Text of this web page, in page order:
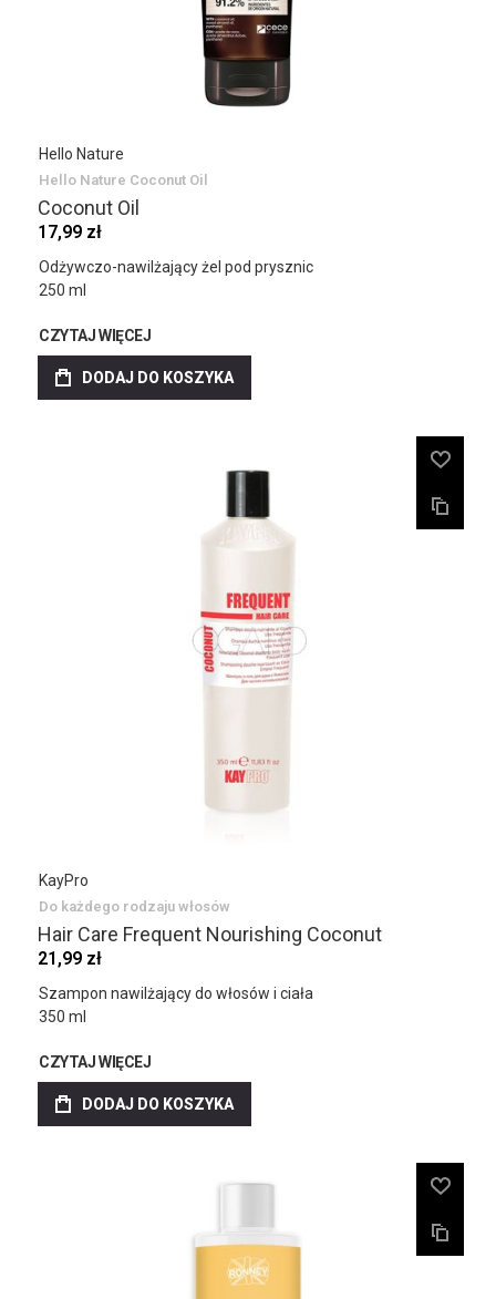
Hello Nature
Hello Nature Coconut Oil
Coconut Oil
17,99 zł
Odżywczo-nawilżający żel pod prysznic
250 ml
CZYTAJ WIĘCEJ
DODAJ DO KOSZYKA
KayPro
Do każdego rodzaju włosów
Hair Care Frequent Nourishing Coconut
21,99 zł
Szampon nawilżający do włosów i ciała
350 ml
CZYTAJ WIĘCEJ
DODAJ DO KOSZYKA